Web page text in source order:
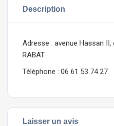
Description
Adresse : avenue Hassan II,
RABAT
Téléphone : 06 61 53 74 27
Laisser un avis